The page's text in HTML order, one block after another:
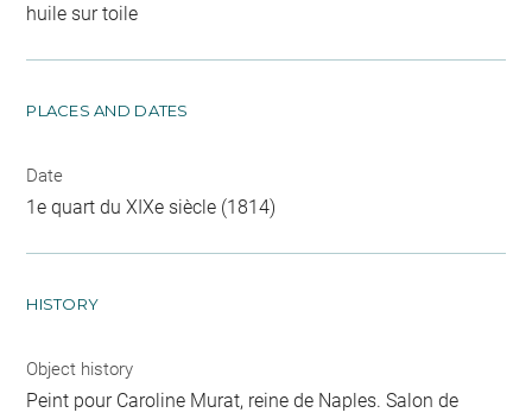
huile sur toile
PLACES AND DATES
Date
1e quart du XIXe siècle (1814)
HISTORY
Object history
Peint pour Caroline Murat, reine de Naples. Salon de